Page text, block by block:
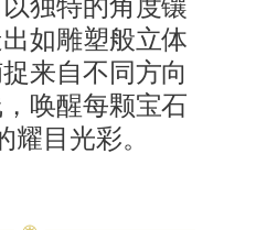
独特的角度镶
如雕塑般立体
来自不同方向
唤醒每颗宝石
耀目光彩。